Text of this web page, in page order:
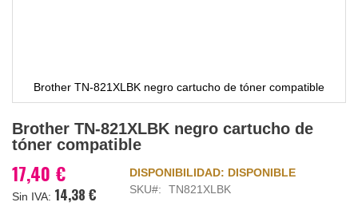
Brother TN-821XLBK negro cartucho de tóner compatible
al
comienzo
la
galería
Brother TN-821XLBK negro cartucho de
tóner compatible
17,40 €
14,38 €
DISPONIBILIDAD: DISPONIBLE
SKU
TN821XLBK